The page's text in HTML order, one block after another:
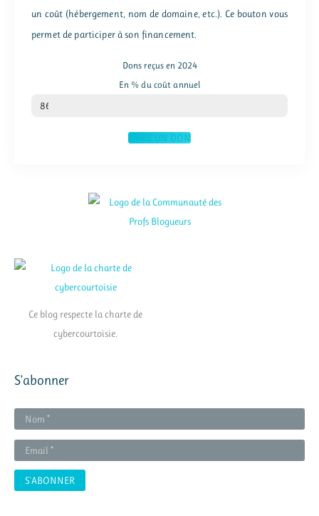
un coût (hébergement, nom de domaine, etc.). Ce bouton vous
permet de participer à son financement.
Dons reçus en 2024
En % du coût annuel
% du coût annuel
86
FAIRE UN DON
Ce blog respecte la charte de
cybercourtoisie.
S’abonner